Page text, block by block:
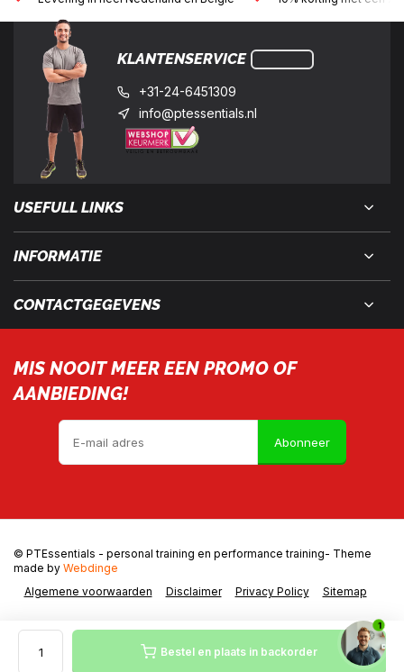
Bestel en plaats in backorder
KLANTENSERVICE
+31-24-6451309
info@ptessentials.nl
USEFULL LINKS
INFORMATIE
CONTACTGEGEVENS
MIS NOOIT MEER EEN PROMO OF
AANBIEDING!
Abonneer
Algemene voorwaarden Disclaimer Privacy Policy Sitemap
© PTEssentials - personal training en performance training- Theme
made by Webdinge
1